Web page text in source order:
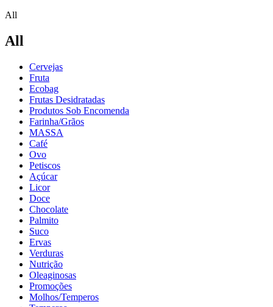
All
All
Cervejas
Fruta
Ecobag
Frutas Desidratadas
Produtos Sob Encomenda
Farinha/Grãos
MASSA
Café
Ovo
Petiscos
Açúcar
Licor
Doce
Chocolate
Palmito
Suco
Ervas
Verduras
Nutrição
Oleaginosas
Promoções
Molhos/Temperos